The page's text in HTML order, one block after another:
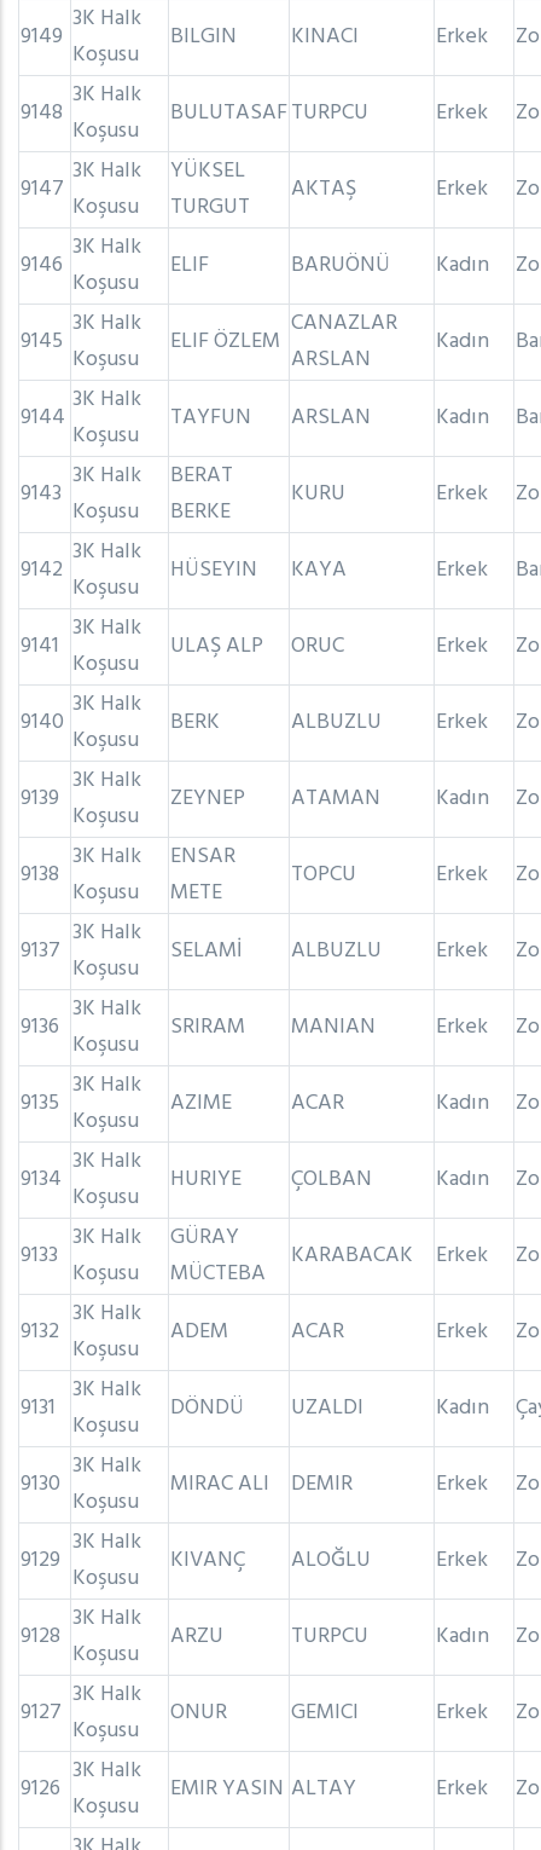
9149
3K Halk
Koşusu
BILGIN KINACI Erkek
9148
3K Halk
Koşusu
BULUTASAFTURPCU Erkek
9147
3K Halk
Koşusu
YÜKSEL
TURGUT
AKTAŞ Erkek
9146
3K Halk
Koşusu
ELIF BARUÖNÜ Kadın
9145
3K Halk
Koşusu
ELIF ÖZLEM
CANAZLAR
ARSLAN
Kadın
9144
3K Halk
Koşusu
TAYFUN ARSLAN Kadın
9143
3K Halk
Koşusu
BERAT
BERKE
KURU Erkek
9142
3K Halk
Koşusu
HÜSEYIN KAYA Erkek
9141
3K Halk
Koşusu
ULAŞ ALP ORUC Erkek
9140
3K Halk
Koşusu
BERK ALBUZLU Erkek
9139
3K Halk
Koşusu
ZEYNEP ATAMAN Kadın
9138
3K Halk
Koşusu
ENSAR
METE
TOPCU Erkek
9137
3K Halk
Koşusu
SELAMİ ALBUZLU Erkek
9136
3K Halk
Koşusu
SRIRAM MANIAN Erkek
9135
3K Halk
Koşusu
AZIME ACAR Kadın
9134
3K Halk
Koşusu
HURIYE ÇOLBAN Kadın
9133
3K Halk
Koşusu
GÜRAY
MÜCTEBA
KARABACAK Erkek
9132
3K Halk
Koşusu
ADEM ACAR Erkek
9131
3K Halk
Koşusu
DÖNDÜ UZALDI Kadın
9130
3K Halk
Koşusu
MIRAC ALI DEMIR Erkek
9129
3K Halk
Koşusu
KIVANÇ ALOĞLU Erkek
9128
3K Halk
Koşusu
ARZU TURPCU Kadın
9127
3K Halk
Koşusu
ONUR GEMICI Erkek
9126
3K Halk
Koşusu
EMIR YASIN ALTAY Erkek